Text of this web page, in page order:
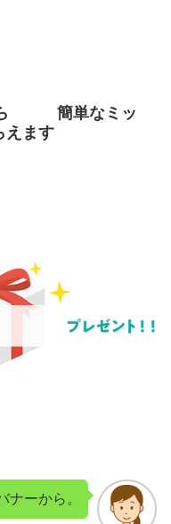
ら 簡単なミッ
えます
ナーから。